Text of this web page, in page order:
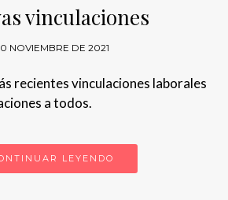
vinculaciones
NOVIEMBRE DE 2021
recientes vinculaciones laborales
a todos.
LEYENDO